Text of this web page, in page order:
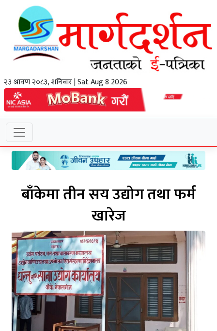
२३ श्रावण २०८३, शनिबार | Sat Aug 8 2026
बाँकेमा तीन सय उद्योग तथा फर्म
खारेज